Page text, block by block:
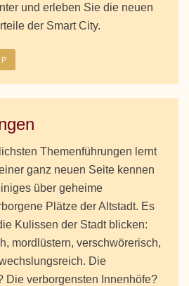
und erleben Sie die neuen
der Smart City.
Themenführungen lernt
ganz neuen Seite kennen
über geheime
Plätze der Altstadt. Es
Kulissen der Stadt blicken:
mordlüstern, verschwörerisch,
Die
Die verborgensten Innenhöfe?